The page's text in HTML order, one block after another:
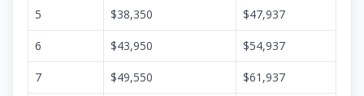
5 $38,350 $47,937
6 $43,950 $54,937
7 $49,550 $61,937